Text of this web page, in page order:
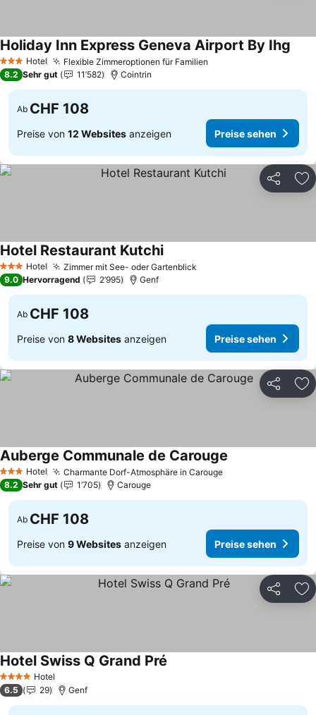
3 SterneHotel Flexible Zimmeroptionen für Familien
Holiday Inn Express Geneva Airport By Ihg
8.2 Sehr gut 11’582 Cointrin
Ab CHF 108
Preise von 12 Websites anzeigen Preise sehen
Teilen
3 SterneHotel Zimmer mit See- oder Gartenblick
Hotel Restaurant KutchiPreise sehen
9.0 Hervorragend 2’995 Genf
Ab CHF 108
Preise von 8 Websites anzeigen Preise sehen
Teilen
3 SterneHotel Charmante Dorf-Atmosphäre in CarougePreise sehen
Auberge Communale de Carouge
8.2 Sehr gut 1’705 Carouge
Ab CHF 108
Preise von 9 Websites anzeigen Preise sehen
Teilen
4 Sterne Hotel
Hotel Swiss Q Grand Pré
6.5 29 Genf